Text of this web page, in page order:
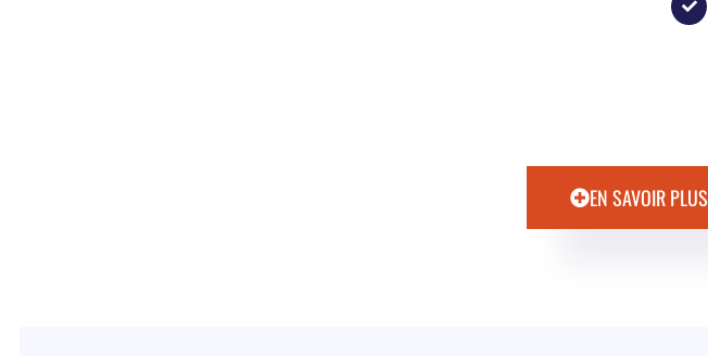
EN SAVOIR PLUS